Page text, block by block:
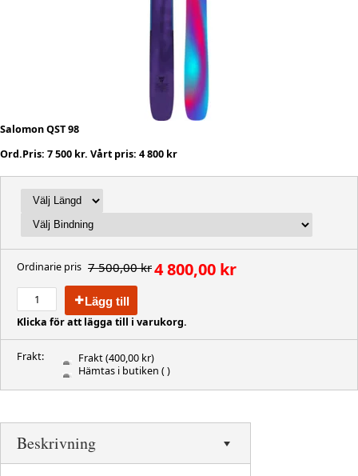
Salomon QST 98
Ord.Pris: 7 500 kr. Vårt pris: 4 800 kr
Ordinarie pris 7 500,00 kr4 800,00 kr
Lägg till
Klicka för att lägga till i varukorg.
Frakt: Frakt(400,00 kr)
Hämtas i butiken ( )
Beskrivning